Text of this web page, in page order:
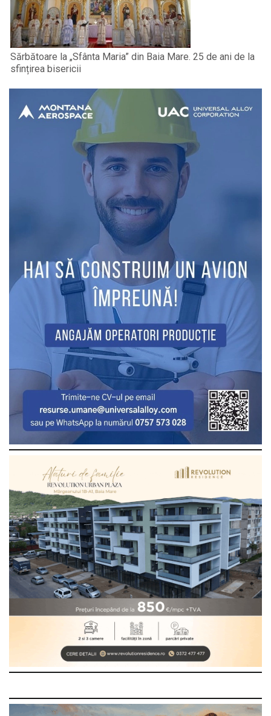
Sărbătoare la „Sfânta Maria” din Baia Mare. 25 de ani de la
sfințirea bisericii